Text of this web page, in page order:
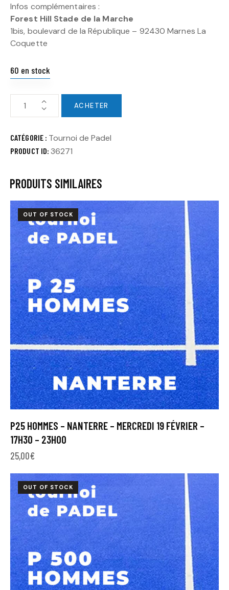
Infos complémentaires :
Forest Hill Stade de la Marche
1bis, boulevard de la République – 92430 Marnes La
Coquette
60 en stock
ACHETER
CATÉGORIE : Tournoi de Padel
PRODUCT ID: 36271
PRODUITS SIMILAIRES
OUT OF STOCK
P25 HOMMES – NANTERRE – MERCREDI 19 FÉVRIER –
17H30 – 23H00
25,00€
OUT OF STOCK